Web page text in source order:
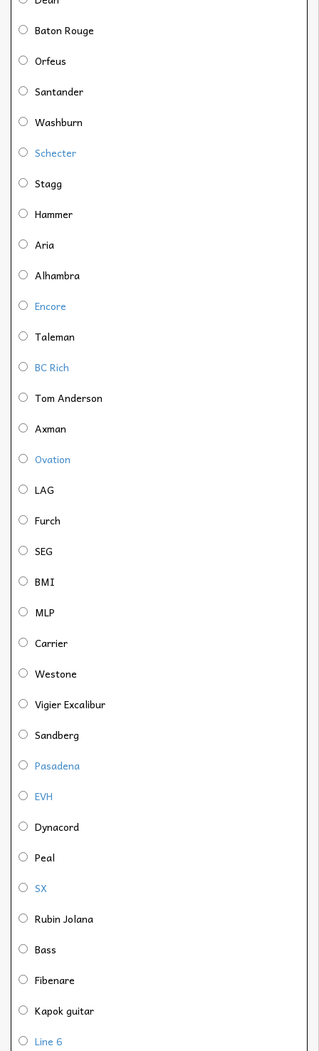
Baton Rouge
Orfeus
Santander
Washburn
Schecter
Stagg
Hammer
Aria
Alhambra
Encore
Taleman
BC Rich
Tom Anderson
Axman
Ovation
LAG
Furch
SEG
BMI
MLP
Carrier
Westone
Vigier Excalibur
Sandberg
Pasadena
EVH
Dynacord
Peal
SX
Rubin Jolana
Bass
Fibenare
Kapok guitar
Line 6